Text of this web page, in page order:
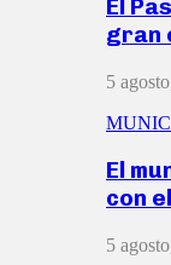
El
gran
5
El
con
5